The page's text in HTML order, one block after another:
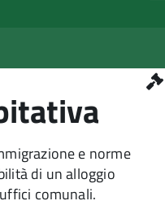
e norme
di un alloggio
comunali.